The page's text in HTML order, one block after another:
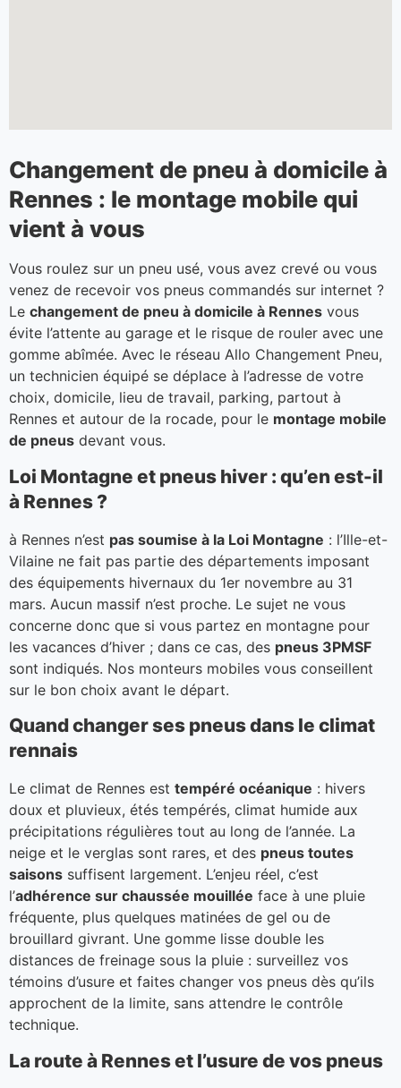
Changement de pneu à domicile à
Rennes : le montage mobile qui
vient à vous
Vous roulez sur un pneu usé, vous avez crevé ou vous
venez de recevoir vos pneus commandés sur internet ?
Le changement de pneu à domicile à Rennes vous
évite l’attente au garage et le risque de rouler avec une
gomme abîmée. Avec le réseau Allo Changement Pneu,
un technicien équipé se déplace à l’adresse de votre
choix, domicile, lieu de travail, parking, partout à
Rennes et autour de la rocade, pour le montage mobile
de pneus devant vous.
Loi Montagne et pneus hiver : qu’en est-il
à Rennes ?
à Rennes n’est pas soumise à la Loi Montagne : l’Ille-et-
Vilaine ne fait pas partie des départements imposant
des équipements hivernaux du 1er novembre au 31
mars. Aucun massif n’est proche. Le sujet ne vous
concerne donc que si vous partez en montagne pour
les vacances d’hiver ; dans ce cas, des pneus 3PMSF
sont indiqués. Nos monteurs mobiles vous conseillent
sur le bon choix avant le départ.
Quand changer ses pneus dans le climat
rennais
Le climat de Rennes est tempéré océanique : hivers
doux et pluvieux, étés tempérés, climat humide aux
précipitations régulières tout au long de l’année. La
neige et le verglas sont rares, et des pneus toutes
saisons suffisent largement. L’enjeu réel, c’est
l’adhérence sur chaussée mouillée face à une pluie
fréquente, plus quelques matinées de gel ou de
brouillard givrant. Une gomme lisse double les
distances de freinage sous la pluie : surveillez vos
témoins d’usure et faites changer vos pneus dès qu’ils
approchent de la limite, sans attendre le contrôle
technique.
La route à Rennes et l’usure de vos pneus